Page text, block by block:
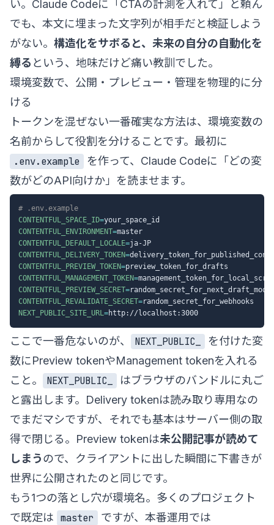
い。Claude Codeに「CTAの計測を入れて」と頼ん
でも、本文に埋まった文字列が相手だと検証しよう
がない。 構造化をサボると、未来の自分の自動化を
縛る という、地味だけど痛い教訓でした。
環境変数で、公開・プレビュー・管理を物理的に分
ける
トークンを混ぜない一番確実な方法は、環境変数の
名前からして役割を分けることです。最初に
.env.example
を作って、Claude Codeに「どの変
数がどのAPI向けか」を読ませます。
# .env.example
CONTENTFUL_SPACE_ID=
CONTENTFUL_ENVIRONMENT=
CONTENTFUL_DEFAULT_LOCALE=
CONTENTFUL_DELIVERY_TOKEN=
CONTENTFUL_PREVIEW_TOKEN=
CONTENTFUL_MANAGEMENT_TOKEN=
CONTENTFUL_PREVIEW_SECRET=
CONTENTFUL_REVALIDATE_SECRET=
NEXT_PUBLIC_SITE_URL=
ここで一番危ないのが、 NEXT_PUBLIC_
を付けた変
数にPreview tokenやManagement tokenを入れる
こと。
NEXT_PUBLIC_
はブラウザのバンドルに丸ご
と露出します。Delivery tokenは読み取り専用なの
でまだマシですが、それでも基本はサーバー側の取
得で閉じる。Preview tokenは未公開記事が読めて
しまうので、クライアントに出した瞬間に下書きが
世界に公開されたのと同じです。
もう1つの落とし穴が環境名。多くのプロジェクト
で既定は master
ですが、本番運用では